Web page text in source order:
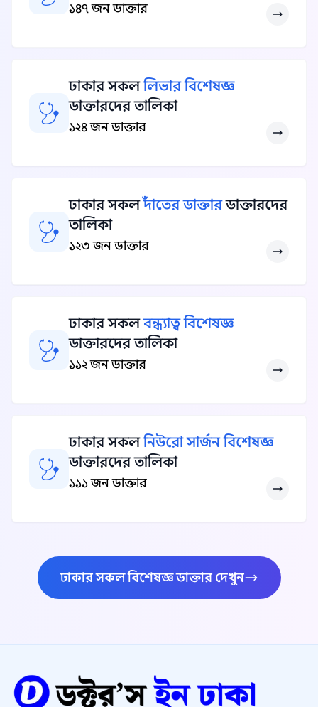
১৪৭ জন ডাক্তার
ঢাকার সকললিভার বিশেষজ্ঞ
ডাক্তারদের তালিকা
১২৪ জন ডাক্তার
ঢাকার সকলদাঁতের ডাক্তারডাক্তারদের
তালিকা
১২৩ জন ডাক্তার
ঢাকার সকলবন্ধ্যাত্ব বিশেষজ্ঞ
ডাক্তারদের তালিকা
১১২ জন ডাক্তার
ঢাকার সকলনিউরো সার্জন বিশেষজ্ঞ
ডাক্তারদের তালিকা
১১১ জন ডাক্তার
ঢাকার সকল বিশেষজ্ঞ ডাক্তার দেখুন